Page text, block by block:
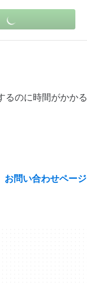
るのに時間がかかる
お問い合わせページ